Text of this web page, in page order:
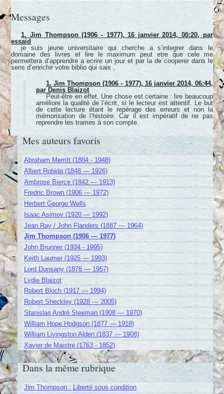
Messages
1. Jim Thompson (1906 - 1977),16 janvier 2014, 00:20, par
essaid
je suis jeune universitaire qui cherche a s’integrer dans le
domaine des livres et lire le maximum peut etre que cele me
permettera d’apprendre a ecrire un jour et par la de cooperer dans le
sens d’enrichir votre biblio qui sais ,
1. Jim Thompson (1906 - 1977), 16 janvier 2014, 06:44,
par Denis Blaizot
Peut-être en effet. Une chose est certaine : lire beaucoup
améliore la qualité de l’écrit, si le lecteur est attentif. Le but
de cette lecture étant le repérage des erreurs et non la
mémorisation de l’histoire. Car il est impératif de ne pas
reprendre les trames à son compte.
Mes auteurs favoris
Abraham Merritt (1884 - 1948)
Albert Robida (1848 — 1926)
Ambrose Bierce (1842 — 1913)
Fredric Brown (1906 — 1972)
Herbert George Wells
Isaac Asimov (1920 — 1992)
Jean Ray / John Flanders (1887 — 1964)
Jim Thompson (1906 — 1977)
John Brunner (1934 - 1995)
Keith Laumer (1925 — 1993)
Lord Dunsany (1878 — 1957)
Lydie Blaizot
Robert Bloch (1917 — 1994)
Robert Sheckley (1928 — 2005)
Stanislas André Steeman (1908 — 1970)
William Hope Hodgson (1877 — 1918)
William Livingston Alden (1837 — 1908)
Xavier de Maistre (1763 - 1852)
Dans la même rubrique
Jim Thompson : Liberté sous condition